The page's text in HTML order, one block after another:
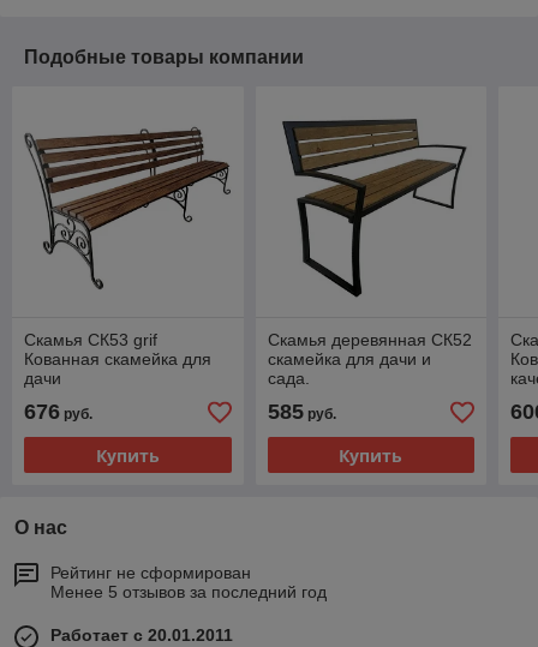
Подобные товары компании
Скамья СК53 grif
Кованная скамейка для
дачи
676 руб.
Купить
Скамья деревянная СК52
скамейка для дачи и
сада.
585руб.
Купить
О нас
Рейтинг не сформирован
Менее 5 отзывов за последний год
Работает с 20.01.2011